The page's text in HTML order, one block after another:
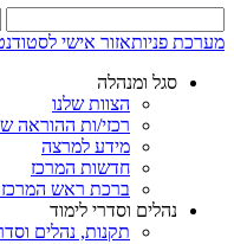
מערכת פניותאזור אישי
סגל ומנהלה
הצוות שלנו
רכזי/ות ההוראה
מידע למרצה
חדשות המרכז
ברכת ראש המרכז
נהלים וסדרי לימוד
תקנות, נהלים